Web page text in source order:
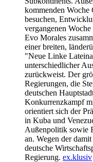
kommenden
besuchen,
vergangenen
Evo Morales
einer breiten,
"Neue Linke
unterschiedlicher
zurückweist. Der
Regierungen, die
deutschen
Konkurrenzkampf
orientiert sich der
in Kuba und
Außenpolitik sowie
an. Wegen der
deutsche
Regierung. ex.klusiv